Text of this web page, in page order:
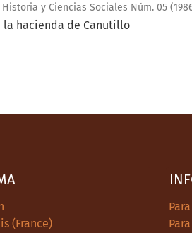
y Ciencias Sociales Núm. 05
la hacienda de Canutillo
(France)